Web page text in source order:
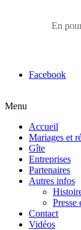
En
Facebook
Menu
Accueil
Mariages et
Gîte
Entreprises
Partenaires
Autres infos
Presse
Contact
Vidéos